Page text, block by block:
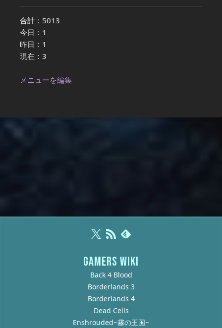
合計：5013
今日：1
昨日：1
現在：3
メニューを編集
GAMERS WIKI
Back 4 Blood
Borderlands 3
Borderlands 4
Dead Cells
Enshrouded~霧の王国~